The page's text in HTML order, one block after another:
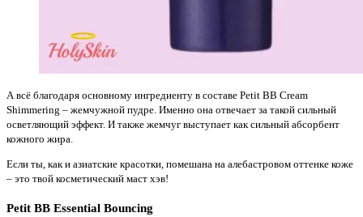
А всё благодаря основному ингредиенту в составе Petit BB Cream
Shimmering – жемчужной пудре. Именно она отвечает за такой сильный
осветляющий эффект. И также жемчуг выступает как сильный абсорбент
кожного жира.
Если ты, как и азиатские красотки, помешана на алебастровом оттенке коже
– это твой косметический маст хэв!
Petit BB Essential Bouncing